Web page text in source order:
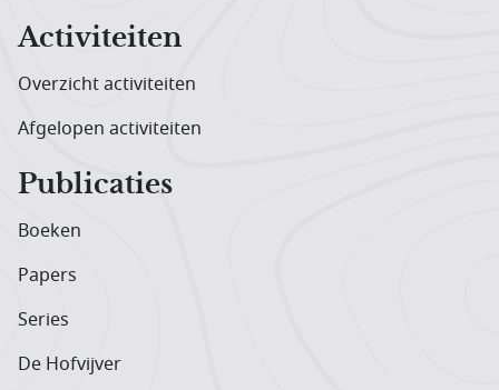
Activiteiten
Overzicht activiteiten
Afgelopen activiteiten
Publicaties
Boeken
Papers
Series
De Hofvijver